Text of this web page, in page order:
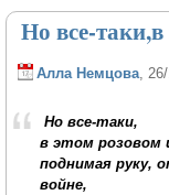
Но все-
Алла Немцова ,
Но все-таки,
в этом розовом
поднимая руку,
войне,